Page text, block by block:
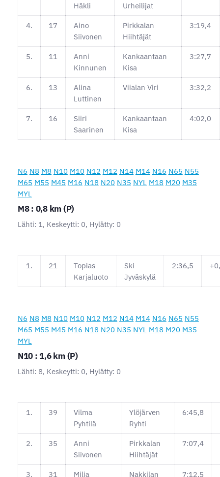
Häkli
Urheilijat
4. 17
Aino
Siivonen
Pirkkalan
Hiihtäjät
3:19,4
5. 11
Anni
Kinnunen
Kankaantaan
Kisa
3:27,7
6. 13
Alina
Luttinen
Viialan Viri 3:32,2
7. 16
Siiri
Saarinen
Kankaantaan
Kisa
4:02,0
N6 N8 M8 N10 M10 N12 M12 N14 M14 N16 N65 N55
M65 M55 M45 M16 N18 N20 N35 NYL M18 M20 M35
MYL
M8 : 0,8 km (P)
Lähti: 1, Keskeytti: 0, Hylätty: 0
1. 21
Topias
Karjaluoto
Ski
Jyväskylä
2:36,5
N6 N8 M8 N10 M10 N12 M12 N14 M14 N16 N65 N55
M65 M55 M45 M16 N18 N20 N35 NYL M18 M20 M35
MYL
N10 : 1,6 km (P)
Lähti: 8, Keskeytti: 0, Hylätty: 0
1. 39
Vilma
Pyhtilä
Ylöjärven
Ryhti
6:45,8
2. 35
Anni
Siivonen
Pirkkalan
Hiihtäjät
7:07,4
3. 31
Milja
Nakkilan
7:12,5